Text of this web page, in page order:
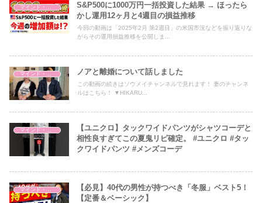
マインド・哲学
S&P500に1000万円一括投資した結果 → ほったら
かし運用12ヶ月と4週目の損益推移
今回の動画は「2025年2月 第2週目」の米国市況などを振り返りな
がらその運用損益推移を公開しま...
マインド・哲学 ノアと離婚について話しました
この動画の続きはソウメイチャンネルで見れます！ 妻のチャンネ
ルはこちら！ ▼HIKARU...
マインド・哲学
【ユニクロ】タックワイドパンツがシャツコーデと
相性良すぎてこの夏鬼リピ確定。 #ユニクロ #タッ
クワイドパンツ #メンズコーデ
マインド・哲学
【必見】40代の男性が持つべき「冬服」ベスト5！
【定番＆ベーシック】